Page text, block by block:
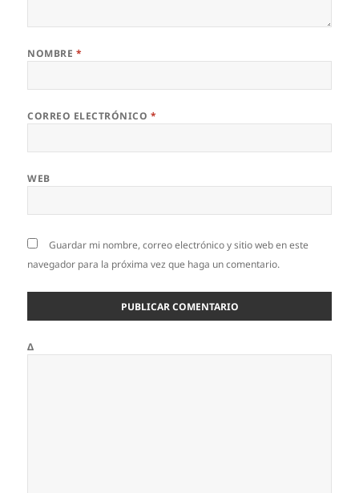
NOMBRE *
CORREO ELECTRÓNICO *
WEB
Guardar mi nombre, correo electrónico y sitio web en este
navegador para la próxima vez que haga un comentario.
Δ